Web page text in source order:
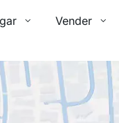
Vender